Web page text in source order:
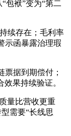
包袱”变为“第二
续存在；毛利率
示函暴露治理瑕
票据到期偿付；
果持续验证。
量比营收更重
需要“长线思